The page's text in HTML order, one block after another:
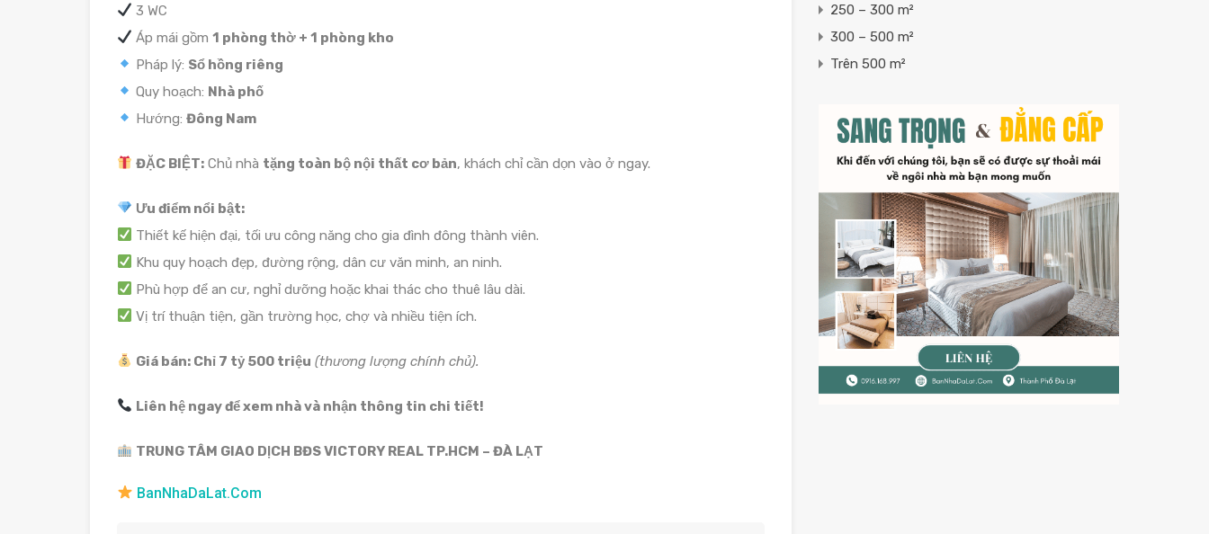
3 WC
Áp mái gồm1 phòng thờ + 1 phòng kho
Pháp lý: Sổ hồng riêng
Quy hoạch: Nhà phố
Hướng:Đông Nam
ĐẶC BIỆT: Chủ nhà tặng toàn bộ nội thất cơ bản, khách chỉ cần dọn vào ở ngay.
Ưu điểm nổi bật:
Thiết kế hiện đại, tối ưu công năng cho gia đình đông thành viên.
Khu quy hoạch đẹp, đường rộng, dân cư văn minh, an ninh.
Phù hợp để an cư, nghỉ dưỡng hoặc khai thác cho thuê lâu dài.
Vị trí thuận tiện, gần trường học, chợ và nhiều tiện ích.
Giá bán: Chỉ 7 tỷ 500 triệu (thương lượng chính chủ).
Liên hệ ngay để xem nhà và nhận thông tin chi tiết!
TRUNG TÂM GIAO DỊCH BĐS VICTORY REAL TP.HCM – ĐÀ LẠT
BanNhaDaLat.Com
250 – 300 m²
300 – 500 m²
Trên 500 m²